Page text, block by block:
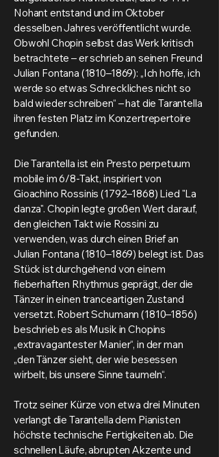
Nohant entstand und im Oktober
desselben Jahres veröffentlicht wurde.
Obwohl Chopin selbst das Werk kritisch
betrachtete – er schrieb an seinen Freund
Julian Fontana (1810–1869): „Ich hoffe, ich
werde so etwas Schreckliches nicht so
bald wieder schreiben“ – hat die Tarantella
ihren festen Platz im Konzertrepertoire
gefunden.
Die Tarantella ist ein Presto perpetuum
mobile im 6/8-Takt, inspiriert von
Gioachino Rossinis (1792–1868) Lied "La
danza". Chopin legte großen Wert darauf,
den gleichen Takt wie Rossini zu
verwenden, was durch einen Brief an
Julian Fontana (1810–1869) belegt ist. Das
Stück ist durchgehend von einem
fieberhaften Rhythmus geprägt, der die
Tänzer in einen tranceartigen Zustand
versetzt. Robert Schumann (1810–1856)
beschrieb es als Musik in Chopins
„extravagantester Manier“, in der man
„den Tänzer sieht, der wie besessen
wirbelt, bis unsere Sinne taumeln“.
Trotz seiner Kürze von etwa drei Minuten
verlangt die Tarantella dem Pianisten
höchste technische Fertigkeiten ab. Die
schnellen Läufe, abrupten Akzente und